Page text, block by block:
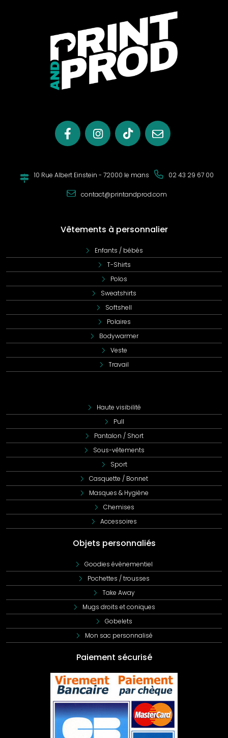
renforce l'**esprit corporate** et constitue un excellent
outil de **communication d'entreprise**.
La qualité de fabrication de cette botte haute en nitrile et
PVC garantit une **durabilité exceptionnelle**. Malgré sa
résistance et ses performances élevées, elle reste
**abordable**, offrant ainsi un excellent rapport **qualité-
10 Rue Albert Einstein - 72000 le mans 02 43 29 67 00
contact@printandprod.com
Vêtements à personnalier
Enfants / bébés
T-Shirts
Polos
Sweatshirts
Softshell
Polaires
Bodywarmer
Veste
Travail
Haute visibilité
Pull
Pantalon / Short
Sous-vêtements
Sport
Casquette / Bonnet
Masques & Hygiène
Chemises
Accessoires
Objets personnaliés
Goodies évènementiel
Pochettes / trousses
Take Away
Mugs droits et coniques
Gobelets
Mon sac personnalisé
Paiement sécurisé